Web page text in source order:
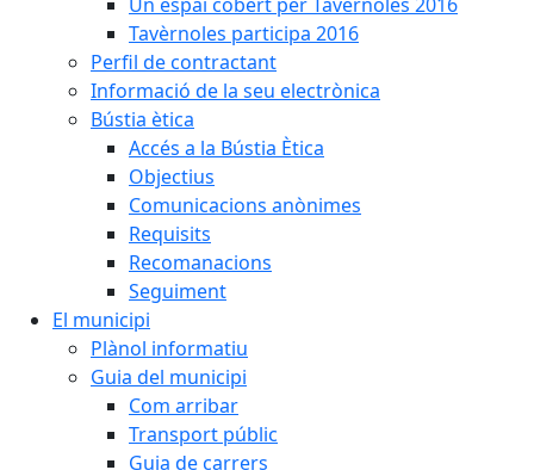
Tavèrnoles participa 2016
Perfil de contractant
Informació de la seu electrònica
Bústia ètica
Accés a la Bústia Ètica
Objectius
Comunicacions anònimes
Requisits
Recomanacions
Seguiment
El municipi
Plànol informatiu
Guia del municipi
Com arribar
Transport públic
Guia de carrers